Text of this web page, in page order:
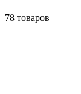
78 товаров